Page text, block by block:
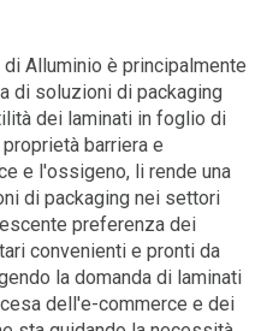
Alluminio è principalmente
di soluzioni di packaging
dei laminati in foglio di
barriera e
e l'ossigeno, li rende una
di packaging nei settori
preferenza dei
convenienti e pronti da
la domanda di laminati
dell'e-commerce e dei